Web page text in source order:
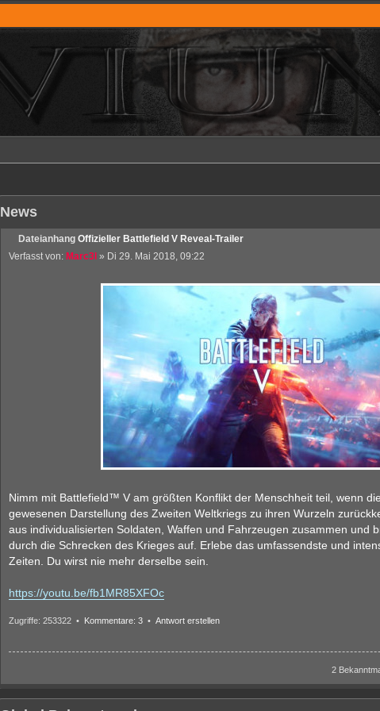
News
Dateianhang Offizieller Battlefield V Reveal-Trailer
Verfasst von: Marc3l » Di 29. Mai 2018, 09:22
Nimm mit Battlefield™ V am größten Konflikt der Menschheit teil, wenn
gewesenen Darstellung des Zweiten Weltkriegs zu ihren Wurzeln
aus individualisierten Soldaten, Waffen und Fahrzeugen zusammen und
durch die Schrecken des Krieges auf. Erlebe das umfassendste und
Zeiten. Du wirst nie mehr derselbe sein.
https://youtu.be/fb1MR85XFOc
Zugriffe: 253322 • Kommentare: 3• Antwort erstellen
2